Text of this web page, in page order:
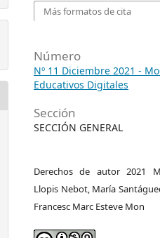
Más formatos de cita
Número
Nº 11 Diciembre 2021 -
Educativos Digitales
Sección
SECCIÓN GENERAL
Derechos de autor 2021
Llopis Nebot, María
Francesc Marc Esteve Mon